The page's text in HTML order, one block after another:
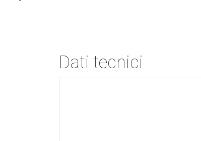
Dati tecnici